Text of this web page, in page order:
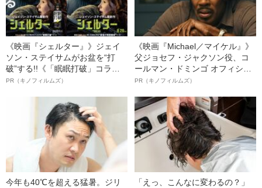
《映画『シェルター』》ジェイ
ソン・ステイサムがお盆を“打
破”する!!《「眠眠打破」コラ
ボ》
PR（キノフィルムズ）
《映画『Michael／マイケル』》
父ジョセフ・ジャクソン役、コ
ールマン・ドミンゴ オフィシャ
ルインタビュー“観客を魅了した
語る”《日本興収70億円突破》
PR（キノフィルムズ）
今年も40℃を超える猛暑。ジリ
「えっ、こんなに変わるの？」